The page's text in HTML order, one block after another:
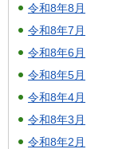
令和8年8月
令和8年7月
令和8年6月
令和8年5月
令和8年4月
令和8年3月
令和8年2月